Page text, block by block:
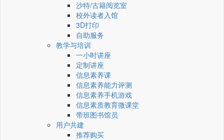
沙特/古籍阅览室
校外读者入馆
3D打印
自助服务
教学与培训
一小时讲座
定制讲座
信息素养课
信息素养能力评测
信息素养手机游戏
信息素质教育微课堂
带班图书馆员
用户共建
推荐购买